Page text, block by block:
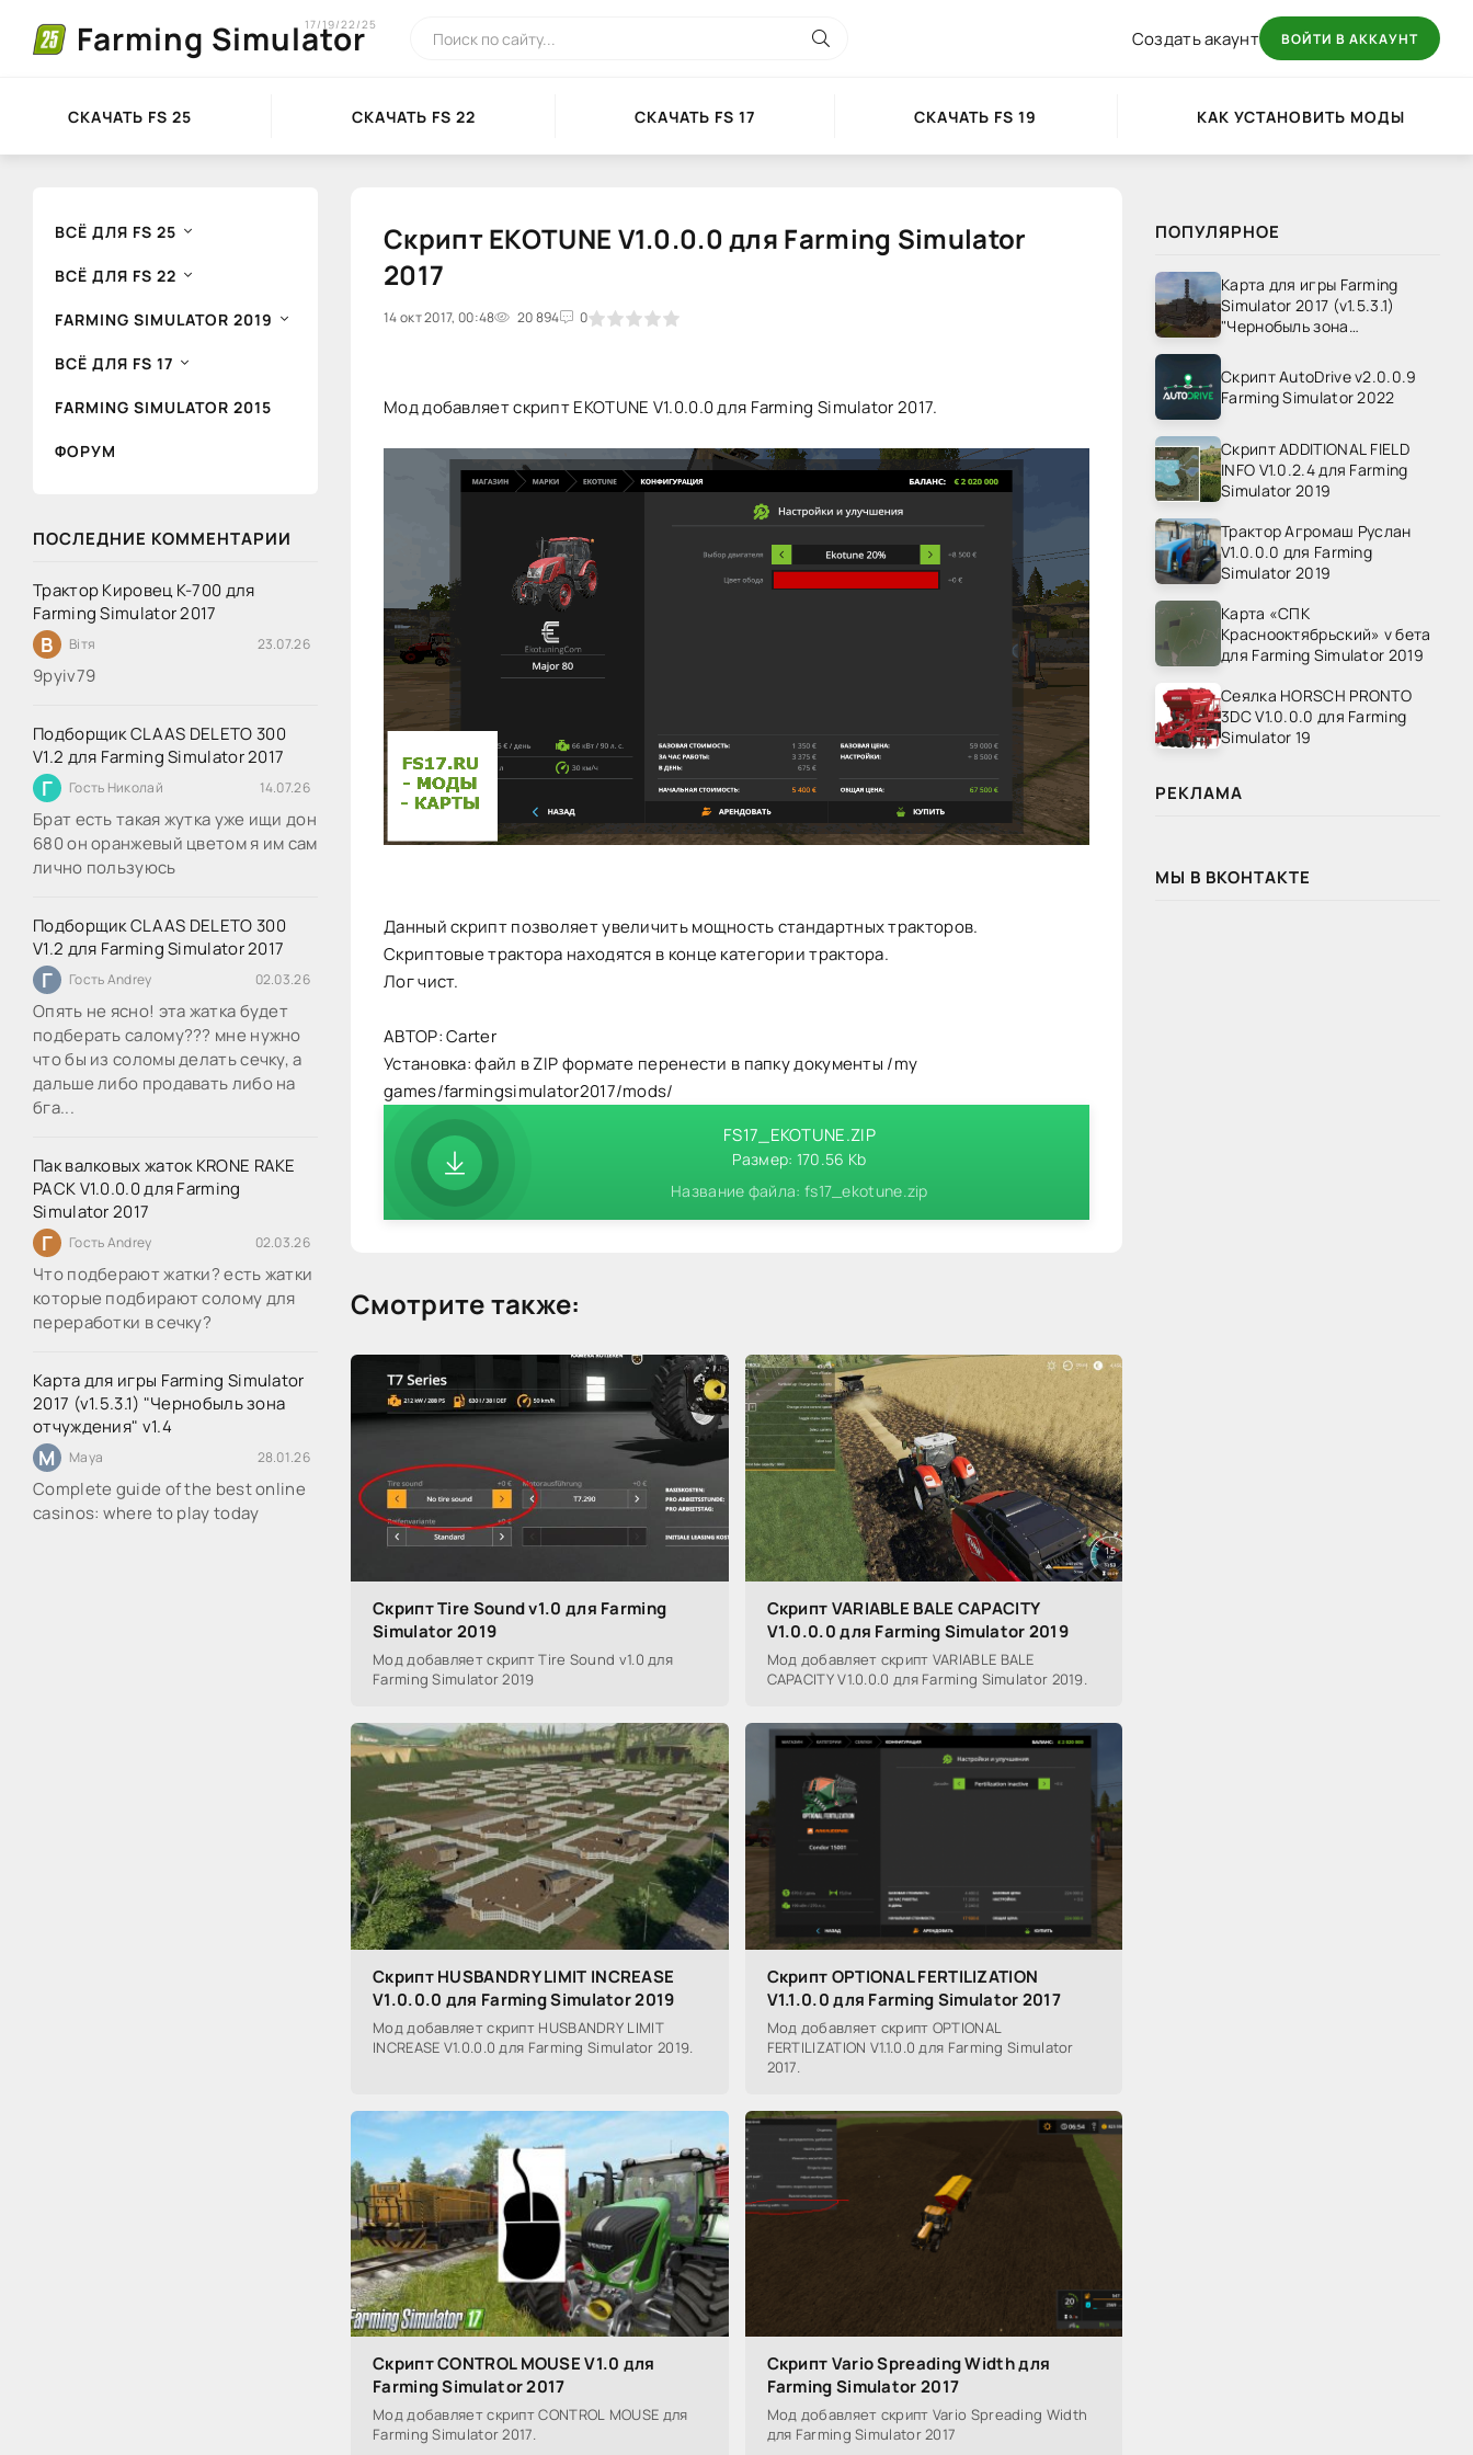
Farming Simulator
17/19/22/25
Создать акаунт ВОЙТИ В АККАУНТ
СКАЧАТЬ FS 25 СКАЧАТЬ FS 22 СКАЧАТЬ FS 17 СКАЧАТЬ FS 19 КАК УСТАНОВИТЬ МОДЫ
ВСЁ ДЛЯ FS 25
ВСЁ ДЛЯ FS 22
FARMING SIMULATOR 2019
ВСЁ ДЛЯ FS 17
FARMING SIMULATOR 2015
ФОРУМ
ПОСЛЕДНИЕ КОММЕНТАРИИ
Трактор Кировец К-700 для
Farming Simulator 2017
В Вітя 23.07.26
9руіv79
Подборщик CLAAS DELETO 300
V1.2 для Farming Simulator 2017
Г Гость Николай 14.07.26
Брат есть такая жутка уже ищи дон
680 он оранжевый цветом я им сам
лично пользуюсь
Подборщик CLAAS DELETO 300
V1.2 для Farming Simulator 2017
Г Гость Andrey 02.03.26
Опять не ясно! эта жатка будет
подберать салому??? мне нужно
что бы из соломы делать сечку, а
дальше либо продавать либо на
бга...
Пак валковых жаток KRONE RAKE
PACK V1.0.0.0 для Farming
Simulator 2017
Г Гость Andrey 02.03.26
Что подберают жатки? есть жатки
которые подбирают солому для
переработки в сечку?
Карта для игры Farming Simulator
2017 (v1.5.3.1) "Чернобыль зона
отчуждения" v1.4
M Maya 28.01.26
Complete guide of the best online
casinos: where to play today
Скрипт EKOTUNE V1.0.0.0 для Farming Simulator
2017
14 окт 2017, 00:48 20 894 0
1 2 3 4 5
Мод добавляет скрипт EKOTUNE V1.0.0.0 для Farming Simulator 2017.
Данный скрипт позволяет увеличить мощность стандартных тракторов.
Скриптовые трактора находятся в конце категории трактора.
Лог чист.
АВТОР: Carter
Установка: файл в ZIP формате перенести в папку документы /my
games/farmingsimulator2017/mods/
FS17_EKOTUNE.ZIP
Размер: 170.56 Kb
Название файла: fs17_ekotune.zip
Смотрите также:
Скрипт Tire Sound v1.0 для Farming
Simulator 2019
Мод добавляет скрипт Tire Sound v1.0 для
Farming Simulator 2019
Скрипт VARIABLE BALE CAPACITY
V1.0.0.0 для Farming Simulator 2019
Мод добавляет скрипт VARIABLE BALE
CAPACITY V1.0.0.0 для Farming Simulator 2019.
Скрипт HUSBANDRY LIMIT INCREASE
V1.0.0.0 для Farming Simulator 2019
Мод добавляет скрипт HUSBANDRY LIMIT
INCREASE V1.0.0.0 для Farming Simulator 2019.
Скрипт OPTIONAL FERTILIZATION
V1.1.0.0 для Farming Simulator 2017
Мод добавляет скрипт OPTIONAL
FERTILIZATION V1.1.0.0 для Farming Simulator
2017.
Скрипт CONTROL MOUSE V1.0 для
Farming Simulator 2017
Мод добавляет скрипт CONTROL MOUSE для
Farming Simulator 2017.
Скрипт Vario Spreading Width для
Farming Simulator 2017
Мод добавляет скрипт Vario Spreading Width
для Farming Simulator 2017
ПОПУЛЯРНОЕ
Карта для игры Farming
Simulator 2017 (v1.5.3.1)
"Чернобыль зона
Скрипт AutoDrive v2.0.0.9
Farming Simulator 2022
Скрипт ADDITIONAL FIELD
INFO V1.0.2.4 для Farming
Simulator 2019
Трактор Агромаш Руслан
V1.0.0.0 для Farming
Simulator 2019
Карта «СПК
Краснооктябрьский» v бета
для Farming Simulator 2019
Сеялка HORSCH PRONTO
3DC V1.0.0.0 для Farming
Simulator 19
РЕКЛАМА
МЫ В ВКОНТАКТЕ